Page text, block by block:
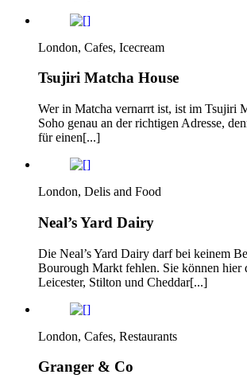
London, Cafes, Icecream
Tsujiri Matcha House
Wer in Matcha vernarrt ist, ist im Tsujiri
Soho genau an der richtigen Adresse,
für einen[...]
London, Delis and Food
Neal’s Yard Dairy
Die Neal’s Yard Dairy darf bei keinem
Bourough Markt fehlen. Sie können hier
Leicester, Stilton und Cheddar[...]
London, Cafes, Restaurants
Granger & Co